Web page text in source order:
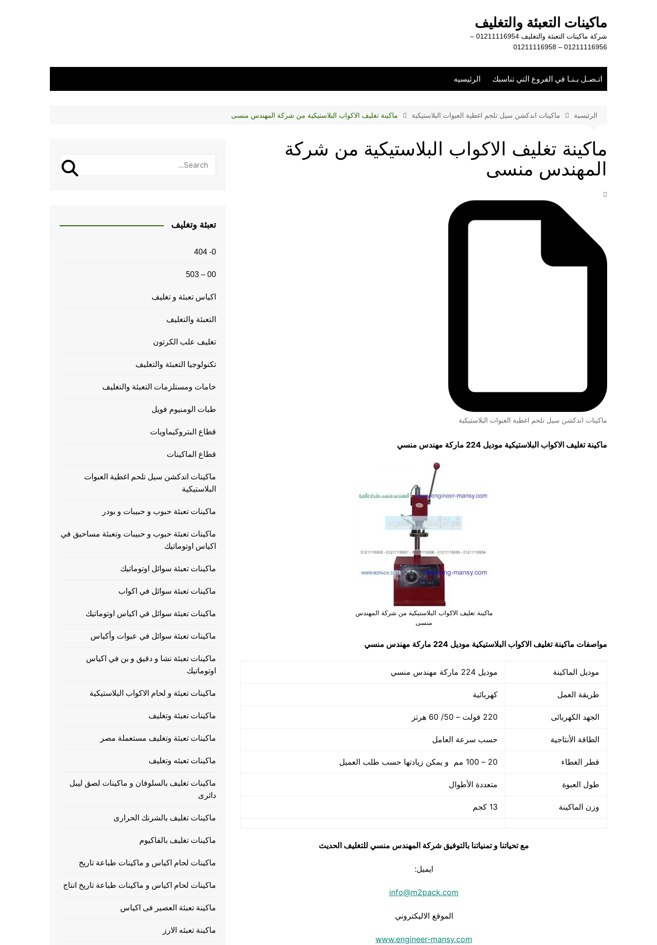
ماكينات التعبئة والتغليف
شركة ماكينات التعبئة والتغليف 01211116954 –
01211116956 – 01211116958
اتـصـل بـنـا في الفروع التي تناسبك الرئيسيه
الرئيسية ماكينات اندكشن سيل تلحم اغطية العبوات البلاستيكية ماكينة تغليف الاكواب البلاستيكية من شركة المهندس منسى
ماكينة تغليف الاكواب البلاستيكية من شركة
المهندس منسى
ماكينات اندكشن سيل تلحم اغطية العبوات البلاستيكية
ماكينة تغليف الاكواب البلاستيكية موديل 224 ماركة مهندس منسي
ماكينة تغليف الاكواب البلاستيكية من شركة المهندس
منسى
مواصفات ماكينة تغليف الاكواب البلاستيكية موديل 224 ماركة مهندس منسي
موديل الماكينة موديل 224 ماركة مهندس منسي
طريقة العمل كهربائية
الجهد الكهربائى 220 فولت – 50/ 60 هرتز
الطاقة الأنتاجية حسب سرعة العامل
قطر الغطاء 20 – 100 مم و يمكن زيادتها حسب طلب العميل
طول العبوة متعددة الأطوال
وزن الماكينة 13 كجم
مع تحياتنا و تمنياتنا بالتوفيق شركة المهندس منسي للتغليف الحديث
ايميل:
info@m2pack.com
الموقع الاليكتروني
www.engineer-mansy.com
تعبئة وتغليف
0- 404
00 – 503
اكياس تعبئة و تغليف
التعبئة والتغليف
تغليف علب الكرتون
تكنولوجيا التعبئة والتغليف
خامات ومستلزمات التعبئة والتغليف
طبات الومنيوم فويل
قطاع البتروكيماويات
قطاع الماكينات
ماكينات اندكشن سيل تلحم اغطية العبوات
البلاستيكية
ماكينات تعبئة حبوب و حبيبات و بودر
ماكينات تعبئة حبوب و حبيبات وتعبئة مساحيق في
اكياس اوتوماتيك
ماكينات تعبئة سوائل اوتوماتيك
ماكينات تعبئة سوائل في اكواب
ماكينات تعبئة سوائل في اكياس اوتوماتيك
ماكينات تعبئة سوائل في عبوات وأكياس
ماكينات تعبئة نشا و دقيق و بن في اكياس
اوتوماتيك
ماكينات تعبئة و لحام الاكواب البلاستيكية
ماكينات تعبئة وتغليف
ماكينات تعبئة وتغليف مستعملة مصر
ماكينات تعبئه وتغليف
ماكينات تغليف بالسلوفان و ماكينات لصق ليبل
دائرى
ماكينات تغليف بالشرنك الحرارى
ماكينات تغليف بالفاكيوم
ماكينات لحام اكياس و ماكينات طباعة تاريخ
ماكينات لحام اكياس و ماكينات طباعة تاريخ انتاج
ماكينة تعبئة العصير فى اكياس
ماكينة تعبئه الارز